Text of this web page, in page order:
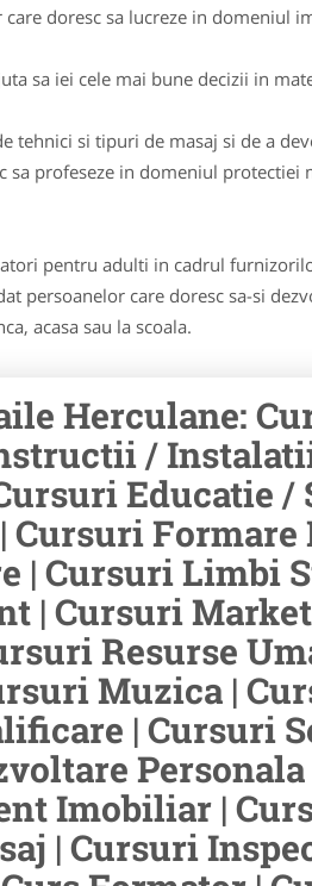
doresc sa lucreze in domeniul
sa iei cele mai bune decizii in
si tipuri de masaj si de a
sa profeseze in domeniul
pentru adulti in cadrul
persoanelor care doresc sa-si
acasa sau la scoala.
Herculane:
/
Educatie /
Cursuri
| Cursuri Limbi
| Cursuri
Resurse
Muzica |
| Cursuri
Imobiliar |
| Cursuri